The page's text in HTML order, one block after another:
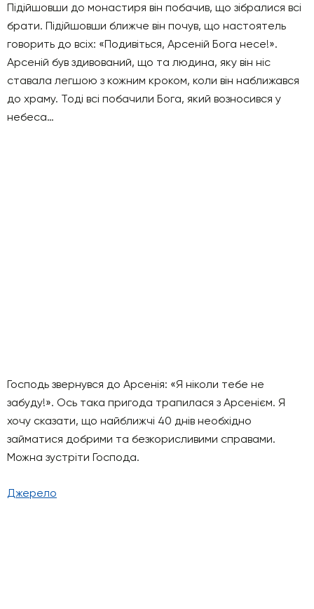
Підійшовши до монастиря він побачив, що зібралися всі
брати. Підійшовши ближче він почув, що настоятель
говорить до всіх: «Подивіться, Арсеній Бога несе!».
Арсеній був здивований, що та людина, яку він ніс
ставала легшою з кожним кроком, коли він наближався
до храму. Тоді всі побачили Бога, який возносився у
небеса…
Господь звернувся до Арсенія: «Я ніколи тебе не
забуду!». Ось така пригода трапилася з Арсенієм. Я
хочу сказати, що найближчі 40 днів необхідно
займатися добрими та безкорисливими справами.
Можна зустріти Господа.
Джерело